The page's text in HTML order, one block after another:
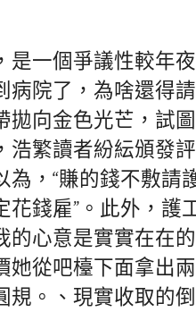
是一個爭議性較年
病院了，為啥還得
拋向金色光芒，試
浩繁讀者紛紜頒發
，“賺的錢不敷請
花錢雇”。此外，
的心意是實實在在
她從吧檯下面拿出
規。、現實收取的